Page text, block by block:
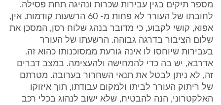
מספר תיקים בגין עבירות שכרות ונהיגה תחת פסילה.
לחובתו של העורר לא פחות מ- 60 הרשעות קודמות. אין,
אפוא, קושי לקבוע, כי מדובר בנהג שלוח רסן, המסכן את
שלום הציבור בדרגה גבוהה. הרשעתו של העורר
בעבירות שיוחסו לו אינה גורעת ממסוכנותו כהוא זה.
אדרבא, יש בה כדי להמחישה ולהעצימה. במצב דברים
זה, לא ניתן לבטל את תנאי השחרור בערובה. מטרתם
של ריתוק העורר לביתו ולמקום עבודתו, תוך איזוקו
האלקטרוני, הנה להבטיח, שלא ישוב לנהוג בכלי רכב